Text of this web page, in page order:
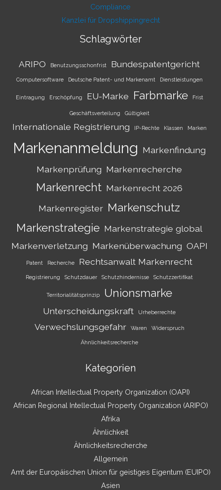
Compliance
Kanzlei für Dropshippingrecht
Schlagwörter
ARIPO Benutzungsschonfrist Bundespatentgericht
Computersoftware Deutsche Patent- und Markenamt Dienstleistungen
Eintragung Erschöpfung EU-Marke Farbmarke Frist
Geschäftsverteilung Gültigkeit
Internationale Registrierung IP-Rechte Klassen Marken
Markenanmeldung Markenfindung
Markenprüfung Markenrecherche
Markenrecht Markenrecht 2026
Markenregister Markenschutz
Markenstrategie Markenstrategie global
Markenverletzung Markenüberwachung OAPI
Patent Recherche Rechtsanwalt Markenrecht
Registrierung Schutzdauer Schutzhindernisse Schutzzertifikat
Territorialitätsprinzip Unionsmarke
Unterscheidungskraft Urheberrechte
Verwechslungsgefahr Waren Widerspruch
Ähnlichkeitsrecherche
Kategorien
African Intellectual Property Organization (OAPI)
African Regional Intellectual Property Organization (ARIPO)
Afrika
Ähnlichkeit
Ähnlichkeitsrecherche
Allgemein
Amt der Europäischen Union für geistiges Eigentum (EUIPO)
Asien